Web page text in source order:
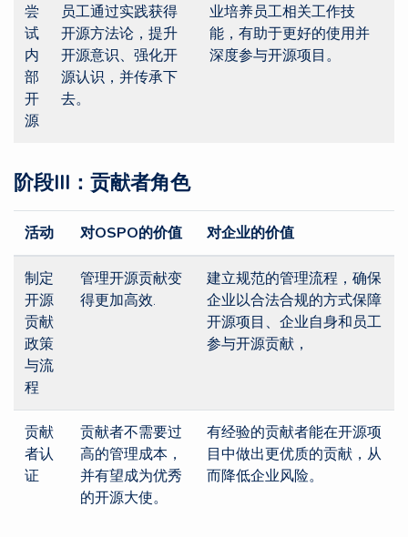
尝
试
内
部
开
源
员工通过实践获得
开源方法论，提升
开源意识、强化开
源认识，并传承下
去。
业培养员工相关工作技
能，有助于更好的使用并
深度参与开源项目。
阶段III：贡献者角色
活动 对OSPO的价值 对企业的价值
制定
开源
贡献
政策
与流
程
管理开源贡献变
得更加高效.
建立规范的管理流程，确保
企业以合法合规的方式保障
开源项目、企业自身和员工
参与开源贡献，
贡献
者认
证
贡献者不需要过
高的管理成本，
并有望成为优秀
的开源大使。
有经验的贡献者能在开源项
目中做出更优质的贡献，从
而降低企业风险。